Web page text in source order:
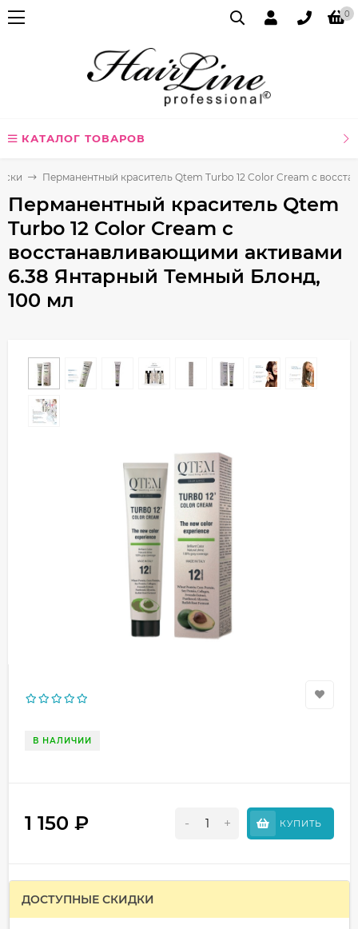
0
КАТАЛОГ ТОВАРОВ
Перманентный краситель Qtem Turbo 12 Color Cream с
Перманентный краситель Qtem
Turbo 12 Color Cream с
восстанавливающими активами
6.38 Янтарный Темный Блонд,
100 мл
В НАЛИЧИИ
1 150 ₽ - + КУПИТЬ
ДОСТУПНЫЕ СКИДКИ